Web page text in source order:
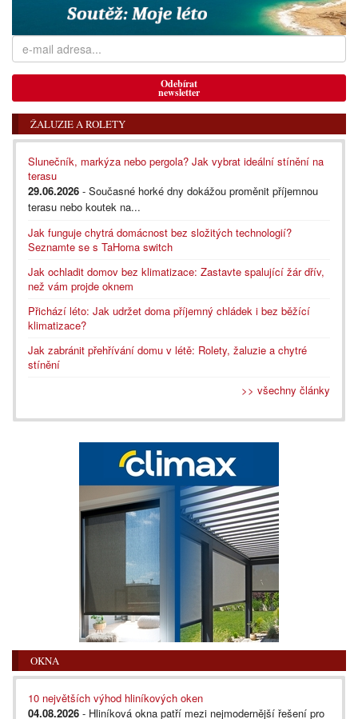
Odebírat
newsletter
ŽALUZIE A ROLETY
Slunečník, markýza nebo pergola? Jak vybrat ideální stínění na
terasu
29.06.2026 - Současné horké dny dokážou proměnit příjemnou
terasu nebo koutek na...
Jak funguje chytrá domácnost bez složitých technologií?
Seznamte se s TaHoma switch
Jak ochladit domov bez klimatizace: Zastavte spalující žár dřív,
než vám projde oknem
Přichází léto: Jak udržet doma příjemný chládek i bez běžící
klimatizace?
Jak zabránit přehřívání domu v létě: Rolety, žaluzie a chytré
stínění
>> všechny články
OKNA
10 největších výhod hliníkových oken
04.08.2026 - Hliníková okna patří mezi nejmodernější řešení pro